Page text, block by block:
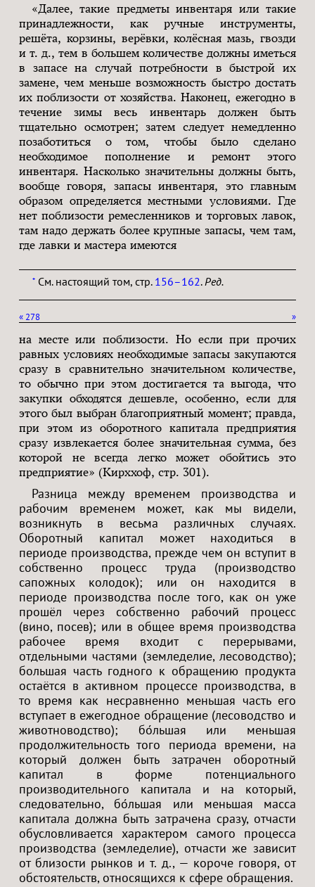
«Далее, такие предметы инвентаря или такие
принадлежности, как ручные инструменты,
решёта, корзины, верёвки, колёсная мазь, гвозди
и т. д., тем в большем количестве должны иметься
в запасе на случай потребности в быстрой их
замене, чем меньше возможность быстро достать
их поблизости от хозяйства. Наконец, ежегодно в
течение зимы весь инвентарь должен быть
тщательно осмотрен; затем следует немедленно
позаботиться о том, чтобы было сделано
необходимое пополнение и ремонт этого
инвентаря. Насколько значительны должны быть,
вообще говоря, запасы инвентаря, это главным
образом определяется местными условиями. Где
нет поблизости ремесленников и торговых лавок,
там надо держать более крупные запасы, чем там,
где лавки и мастера имеются
*См. настоящий том, стр. 156–162.Ред.
« »
278
на месте или поблизости. Но если при прочих
равных условиях необходимые запасы закупаются
сразу в сравнительно значительном количестве,
то обычно при этом достигается та выгода, что
закупки обходятся дешевле, особенно, если для
этого был выбран благоприятный момент; правда,
при этом из оборотного капитала предприятия
сразу извлекается более значительная сумма, без
которой не всегда легко может обойтись это
предприятие» (Кирххоф, стр. 301).
Разница между временем производства и
рабочим временем может, как мы видели,
возникнуть в весьма различных случаях.
Оборотный капитал может находиться в
периоде производства, прежде чем он вступит в
собственно процесс труда (производство
сапожных колодок); или он находится в
периоде производства после того, как он уже
прошёл через собственно рабочий процесс
(вино, посев); или в общее время производства
рабочее время входит с перерывами,
отдельными частями (земледелие, лесоводство);
большая часть годного к обращению продукта
остаётся в активном процессе производства, в
то время как несравненно меньшая часть его
вступает в ежегодное обращение (лесоводство и
животноводство); бо́льшая или меньшая
продолжительность того периода времени, на
который должен быть затрачен оборотный
капитал в форме потенциального
производительного капитала и на который,
следовательно, бо́льшая или меньшая масса
капитала должна быть затрачена сразу, отчасти
обусловливается характером самого процесса
производства (земледелие), отчасти же зависит
от близости рынков и т. д., — короче говоря, от
обстоятельств, относящихся к сфере обращения.